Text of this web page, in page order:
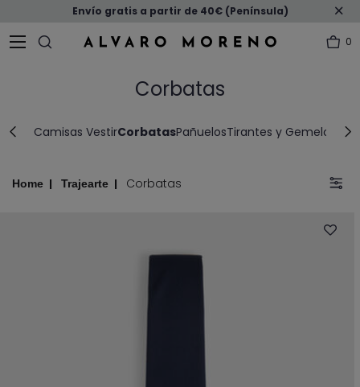
Envío gratis a partir de 40€ (Península)
0
Corbatas
Camisas VestirCorbatasPañuelosTirantes y Gemelos
Corbatas
Trajearte
Home